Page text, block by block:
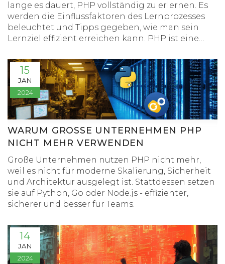
lange es dauert, PHP vollständig zu erlernen. Es
werden die Einflussfaktoren des Lernprozesses
beleuchtet und Tipps gegeben, wie man sein
Lernziel effizient erreichen kann. PHP ist eine
eröffnet viele Möglichkeiten in der
Webentwicklung. Der Artikel soll Orientierung
bieten und Motivation schüren, sich mit PHP zu
befassen.
15
JAN
2024
WARUM GROSSE UNTERNEHMEN PHP N
ICHT MEHR VERWENDEN
Große Unternehmen nutzen PHP nicht mehr,
weil es nicht für moderne Skalierung, Sicherheit
und Architektur ausgelegt ist. Stattdessen setzen
sie auf Python, Go oder Node.js - effizienter,
sicherer und besser für Teams.
14
JAN
2024